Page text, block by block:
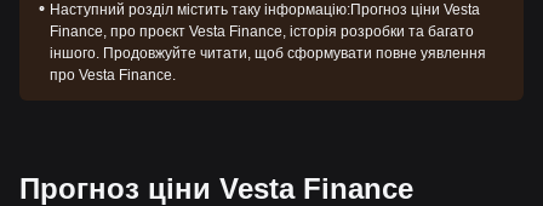
Наступний розділ містить таку інформацію:Прогноз ціни Vesta
Finance, про проєкт Vesta Finance, історія розробки та багато
іншого. Продовжуйте читати, щоб сформувати повне уявлення
про Vesta Finance.
Прогноз ціни Vesta Finance